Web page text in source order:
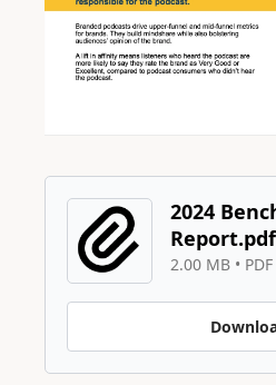
2024
Report.pdf
2.00 MB •